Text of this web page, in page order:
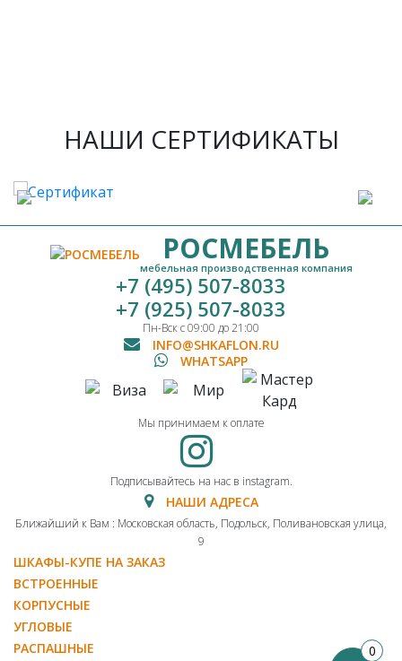
НАШИ СЕРТИФИКАТЫ
РОСМЕБЕЛЬ
мебельная производственная компания
+7 (495) 507-8033
+7 (925) 507-8033
Пн-Вск с 09:00 до 21:00
INFO@SHKAFLON.RU
WHATSAPP
Мы принимаем к оплате
Подписывайтесь на нас в instagram.
НАШИ АДРЕСА
Ближайший к Вам : Московская область, Подольск, Поливановская улица,
9
ШКАФЫ-КУПЕ НА ЗАКАЗ
ВСТРОЕННЫЕ
КОРПУСНЫЕ
УГЛОВЫЕ
РАСПАШНЫЕ
0